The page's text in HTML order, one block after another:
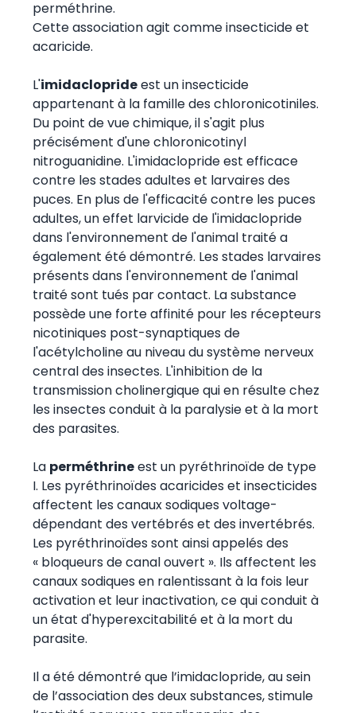
perméthrine.
Cette association agit comme insecticide et
acaricide.
L'imidacloprideest un insecticide
appartenant à la famille des chloronicotiniles.
Du point de vue chimique, il s'agit plus
précisément d'une chloronicotinyl
nitroguanidine. L'imidaclopride est efficace
contre les stades adultes et larvaires des
puces. En plus de l'efficacité contre les puces
adultes, un effet larvicide de l'imidaclopride
dans l'environnement de l'animal traité a
également été démontré. Les stades larvaires
présents dans l'environnement de l'animal
traité sont tués par contact. La substance
possède une forte affinité pour les récepteurs
nicotiniques post-synaptiques de
l'acétylcholine au niveau du système nerveux
central des insectes. L'inhibition de la
transmission cholinergique qui en résulte chez
les insectes conduit à la paralysie et à la mort
des parasites.
La perméthrineest un pyréthrinoïde de type
I. Les pyréthrinoïdes acaricides et insecticides
affectent les canaux sodiques voltage-
dépendant des vertébrés et des invertébrés.
Les pyréthrinoïdes sont ainsi appelés des
« bloqueurs de canal ouvert ». Ils affectent les
canaux sodiques en ralentissant à la fois leur
activation et leur inactivation, ce qui conduit à
un état d'hyperexcitabilité et à la mort du
parasite.
Il a été démontré que l’imidaclopride, au sein
de l’association des deux substances, stimule